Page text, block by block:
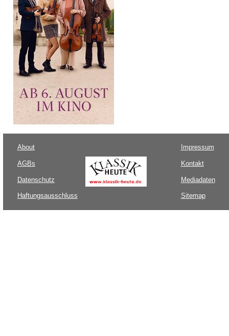
About
AGBs
Datenschutz
Haftungsausschluss
Impressum
Kontakt
Mediadaten
Sitemap